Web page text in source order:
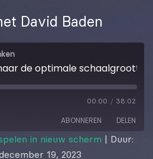
David Baden
00:00 / 38:02
ABONNEREN DELEN
in nieuw scherm | Duur:
19, 2023